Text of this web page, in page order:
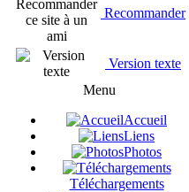
Recommander
Version texte
Menu
Accueil
Liens
Photos
Téléchargements